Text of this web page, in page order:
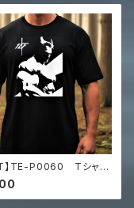
】TE-P0060 Tシャ
ーニング 筋トレ ユ
ス ビッグシルエット Tシ
ッスルアート